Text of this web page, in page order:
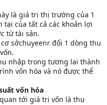
là giá trị thị trường của 1
của tất cả các khoản lợi
từ tài sản.
sởchuyeenr đổi 1 dòng thu
nhập trong tương lai thành
vốn hóa và nó được thể
vốn hóa
tới giá trị vốn là thu